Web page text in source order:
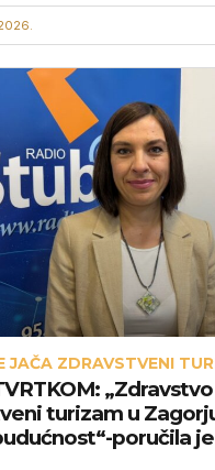
JAČA ZDRAVSTVENI
turizam u
poručila